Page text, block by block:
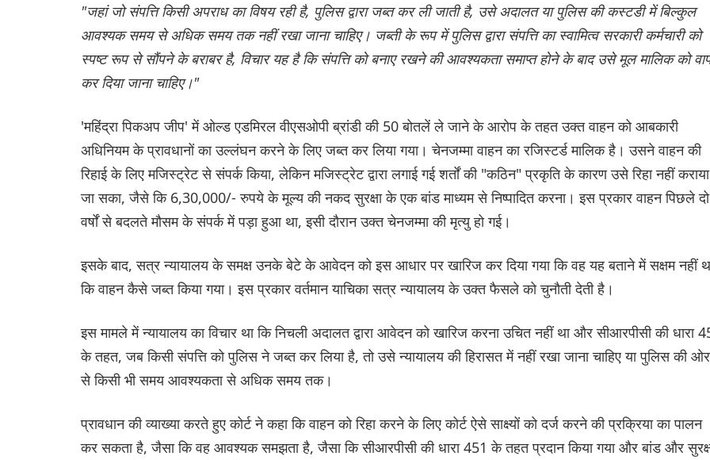
"जहां जो संपत्ति किसी अपराध का विषय रही है, पुलिस द्वारा जब्त कर ली जाती है, उसे अदालत या पुलिस की कस्टडी में बिल्कुल
आवश्यक समय से अधिक समय तक नहीं रखा जाना चाहिए। जब्ती के रूप में पुलिस द्वारा संपत्ति का स्वामित्व सरकारी कर्मचारी को
स्पष्ट रूप से सौंपने के बराबर है, विचार यह है कि संपत्ति को बनाए रखने की आवश्यकता समाप्त होने के बाद उसे मूल मालिक को
कर दिया जाना चाहिए।"
'महिंद्रा पिकअप जीप' में ओल्ड एडमिरल वीएसओपी ब्रांडी की 50 बोतलें ले जाने के आरोप के तहत उक्त वाहन को आबकारी
अधिनियम के प्रावधानों का उल्लंघन करने के लिए जब्त कर लिया गया। चेनजम्मा वाहन का रजिस्टर्ड मालिक है। उसने वाहन की
रिहाई के लिए मजिस्ट्रेट से संपर्क किया, लेकिन मजिस्ट्रेट द्वारा लगाई गई शर्तों की "कठिन" प्रकृति के कारण उसे रिहा नहीं कराया
जा सका, जैसे कि 6,30,000/- रुपये के मूल्य की नकद सुरक्षा के एक बांड माध्यम से निष्पादित करना। इस प्रकार वाहन पिछले दो
वर्षों से बदलते मौसम के संपर्क में पड़ा हुआ था, इसी दौरान उक्त चेनजम्मा की मृत्यु हो गई।
इसके बाद, सत्र न्यायालय के समक्ष उनके बेटे के आवेदन को इस आधार पर खारिज कर दिया गया कि वह यह बताने में सक्षम नहीं
कि वाहन कैसे जब्त किया गया। इस प्रकार वर्तमान याचिका सत्र न्यायालय के उक्त फैसले को चुनौती देती है।
इस मामले में न्यायालय का विचार था कि निचली अदालत द्वारा आवेदन को खारिज करना उचित नहीं था और सीआरपीसी की धारा
के तहत, जब किसी संपत्ति को पुलिस ने जब्त कर लिया है, तो उसे न्यायालय की हिरासत में नहीं रखा जाना चाहिए या पुलिस की ओर
से किसी भी समय आवश्यकता से अधिक समय तक।
प्रावधान की व्याख्या करते हुए कोर्ट ने कहा कि वाहन को रिहा करने के लिए कोर्ट ऐसे साक्ष्यों को दर्ज करने की प्रक्रिया का पालन
कर सकता है, जैसा कि वह आवश्यक समझता है, जैसा कि सीआरपीसी की धारा 451 के तहत प्रदान किया गया और बांड और